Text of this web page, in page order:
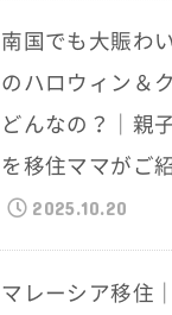
南国でも大賑わ
のハロウィン＆
どんなの？｜親
を移住ママがご
2025.10.20
マレーシア移住